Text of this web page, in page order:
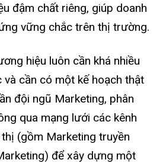
đậm chất riêng, giúp doanh
vững chắc trên thị trường.
hiệu luôn cần khá nhiều
và cần có một kế hoạch thật
đội ngũ Marketing, phân
qua mạng lưới các kênh
(gồm Marketing truyền
để xây dựng một